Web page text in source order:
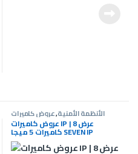
الأنظمة الأمنية,عروض كاميرات
المراقبة,كاميرات المراقبة
عروض كاميرات IP | عرض 8
كاميرات 5 ميجا SEVEN IP
Cameras 5 mega